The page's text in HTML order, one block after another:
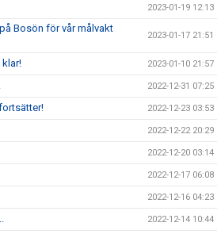
2023-01-19 12:13
Bosön för vår målvakt
2023-01-17 21:51
klar! 2023-01-10 21:57
2022-12-31 07:25
2022-12-23 03:53
2022-12-22 20:29
2022-12-20 03:14
2022-12-17 06:08
2022-12-16 04:23
2022-12-14 10:44